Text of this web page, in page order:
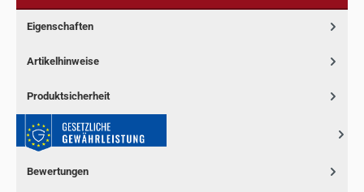
Eigenschaften
Artikelhinweise
Produktsicherheit
Bewertungen